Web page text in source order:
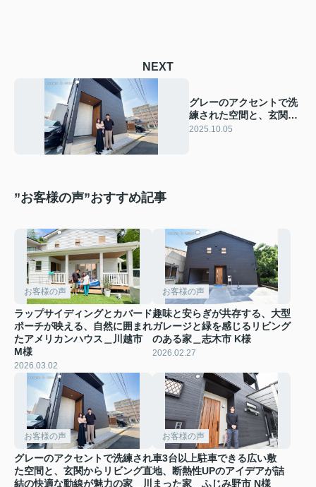
NEXT
グレーのアクセントで洗
練された空間と、玄関か
らリビング直結の快適な
2025.10.05
”お客様の声”おすすめ記事
お客様の声
ラップサイディングとカバード
ポーチが映える、自然に囲まれ
たアメリカンハウス＿川越市
M様
2026.03.02
お客様の声
趣味と安らぎが共存する、大型
ガレージと緑を感じるリビング
のある家＿志木市 K様
2026.02.27
お客様の声
グレーのアクセントで洗練され
た空間と、玄関からリビング直
結の快適な動線が魅力の家＿川
お客様の声
車3台以上駐車できる広い敷
地、断熱性UPのアイデアが詰
まった家＿ふじみ野市 N様